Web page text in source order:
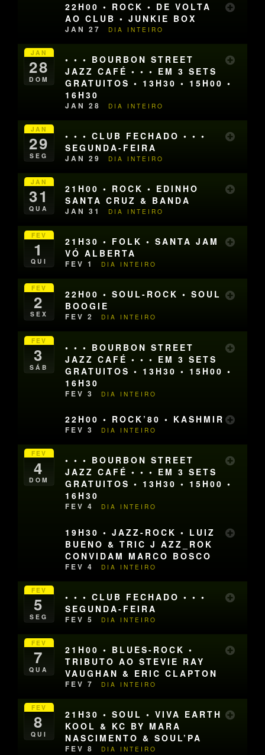
22H00 • ROCK • DE VOLTA
AO CLUB • JUNKIE BOX
JAN 27 DIA INTEIRO
JAN
28
DOM
• • • BOURBON STREET
JAZZ CAFÉ • • • EM 3 SETS
GRATUITOS • 13H30 • 15H00 •
16H30
JAN 28 DIA INTEIRO
JAN
29
SEG
• • • CLUB FECHADO • • •
SEGUNDA-FEIRA
JAN 29 DIA INTEIRO
JAN
31
QUA
21H00 • ROCK • EDINHO
SANTA CRUZ & BANDA
JAN 31 DIA INTEIRO
FEV
1
QUI
21H30 • FOLK • SANTA JAM
VÓ ALBERTA
FEV 1 DIA INTEIRO
FEV
2
SEX
22H00 • SOUL-ROCK • SOUL
BOOGIE
FEV 2 DIA INTEIRO
FEV
3
SÁB
• • • BOURBON STREET
JAZZ CAFÉ • • • EM 3 SETS
GRATUITOS • 13H30 • 15H00 •
16H30
FEV 3 DIA INTEIRO
22H00 • ROCK’80 • KASHMIR
FEV 3 DIA INTEIRO
FEV
4
DOM
• • • BOURBON STREET
JAZZ CAFÉ • • • EM 3 SETS
GRATUITOS • 13H30 • 15H00 •
16H30
FEV 4 DIA INTEIRO
19H30 • JAZZ-ROCK • LUIZ
BUENO & TRIC J AZZ_ROK
CONVIDAM MARCO BOSCO
FEV 4 DIA INTEIRO
FEV
5
SEG
• • • CLUB FECHADO • • •
SEGUNDA-FEIRA
FEV 5 DIA INTEIRO
FEV
7
QUA
21H00 • BLUES-ROCK •
TRIBUTO AO STEVIE RAY
VAUGHAN & ERIC CLAPTON
FEV 7 DIA INTEIRO
FEV
8
QUI
21H30 • SOUL • VIVA EARTH
KOOL & KC BY MARA
NASCIMENTO & SOUL’PA
FEV 8 DIA INTEIRO